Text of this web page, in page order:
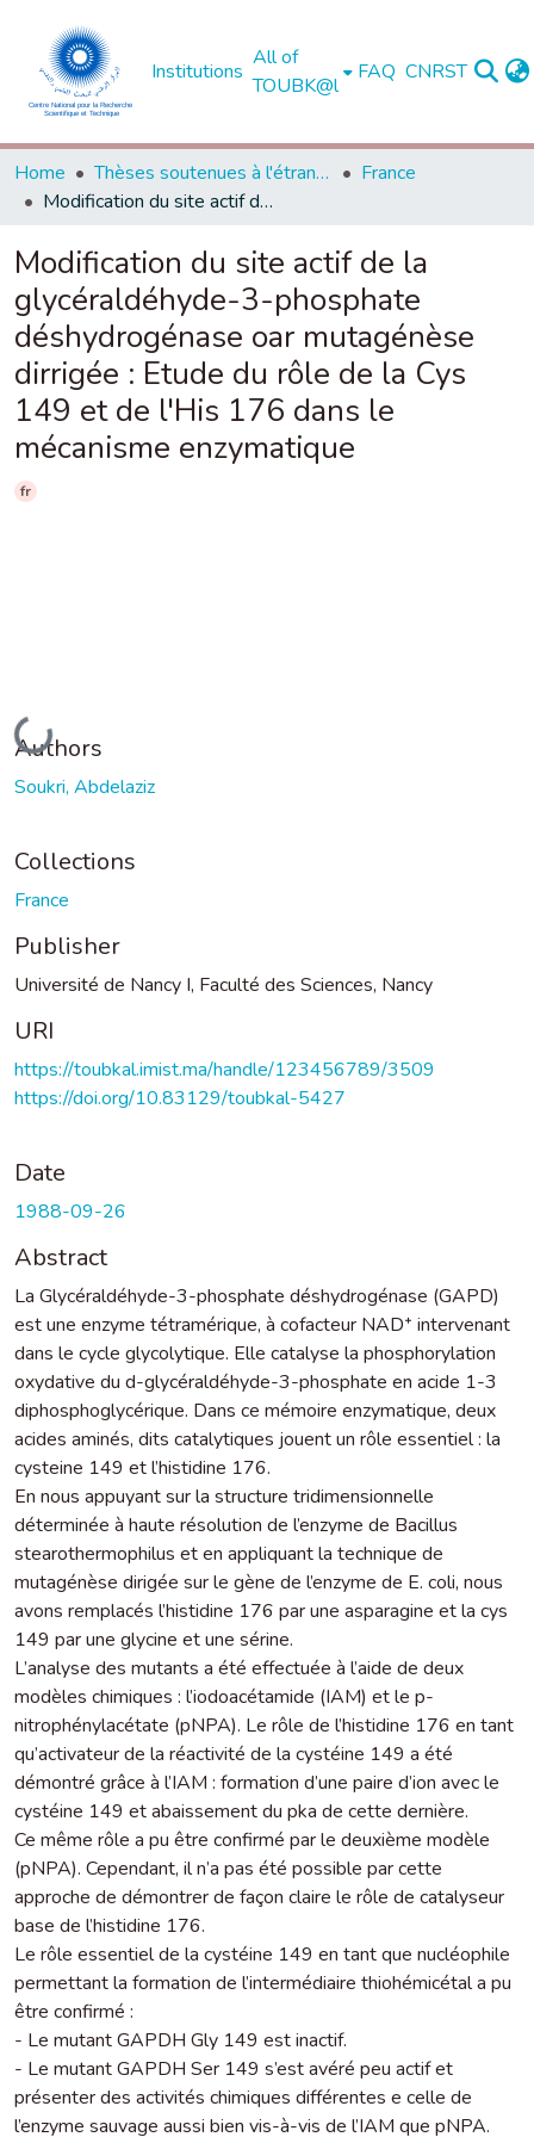
Institutions
All of
TOUBK@l
FAQ CNRST
Home Thèses soutenues à l'étranger
France
Modification du site actif de la glycéraldéhyde-3-phosphate déshydrogénase oar mutagénèse dirrigée : Etude du rôle de la Cys 149 et de l'His 176 dans le mécanisme enzymatique
Modification du site actif de la
glycéraldéhyde-3-phosphate
déshydrogénase oar mutagénèse
dirrigée : Etude du rôle de la Cys
149 et de l'His 176 dans le
mécanisme enzymatique
fr
Loading...
Authors
Soukri, Abdelaziz
Collections
France
Publisher
Université de Nancy I, Faculté des Sciences, Nancy
URI
https://toubkal.imist.ma/handle/123456789/3509
https://doi.org/10.83129/toubkal-5427
Date
1988-09-26
Abstract
La Glycéraldéhyde-3-phosphate déshydrogénase (GAPD)
est une enzyme tétramérique, à cofacteur NAD⁺ intervenant
dans le cycle glycolytique. Elle catalyse la phosphorylation
oxydative du d-glycéraldéhyde-3-phosphate en acide 1-3
diphosphoglycérique. Dans ce mémoire enzymatique, deux
acides aminés, dits catalytiques jouent un rôle essentiel : la
cysteine 149 et l’histidine 176.
En nous appuyant sur la structure tridimensionnelle
déterminée à haute résolution de l’enzyme de Bacillus
stearothermophilus et en appliquant la technique de
mutagénèse dirigée sur le gène de l’enzyme de E. coli, nous
avons remplacés l’histidine 176 par une asparagine et la cys
149 par une glycine et une sérine.
L’analyse des mutants a été effectuée à l’aide de deux
modèles chimiques : l’iodoacétamide (IAM) et le p-
nitrophénylacétate (pNPA). Le rôle de l’histidine 176 en tant
qu’activateur de la réactivité de la cystéine 149 a été
démontré grâce à l’IAM : formation d’une paire d’ion avec le
cystéine 149 et abaissement du pka de cette dernière.
Ce même rôle a pu être confirmé par le deuxième modèle
(pNPA). Cependant, il n’a pas été possible par cette
approche de démontrer de façon claire le rôle de catalyseur
base de l’histidine 176.
Le rôle essentiel de la cystéine 149 en tant que nucléophile
permettant la formation de l’intermédiaire thiohémicétal a pu
être confirmé :
- Le mutant GAPDH Gly 149 est inactif.
- Le mutant GAPDH Ser 149 s’est avéré peu actif et
présenter des activités chimiques différentes e celle de
l’enzyme sauvage aussi bien vis-à-vis de l’IAM que pNPA.